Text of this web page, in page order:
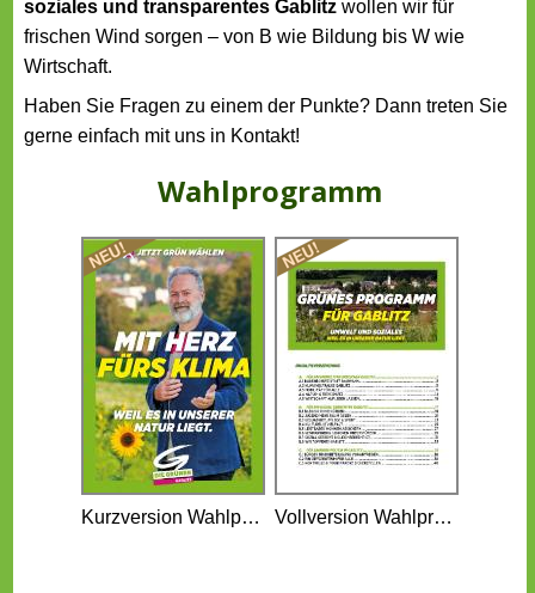
soziales und transparentes Gablitzwollen wir für
frischen Wind sorgen – von B wie Bildung bis W wie
Wirtschaft.
Haben Sie Fragen zu einem der Punkte? Dann treten Sie
gerne einfach mit uns in Kontakt!
Wahlprogramm
Kurzversion Wahlprogramm Vollversion Wahlprogramm